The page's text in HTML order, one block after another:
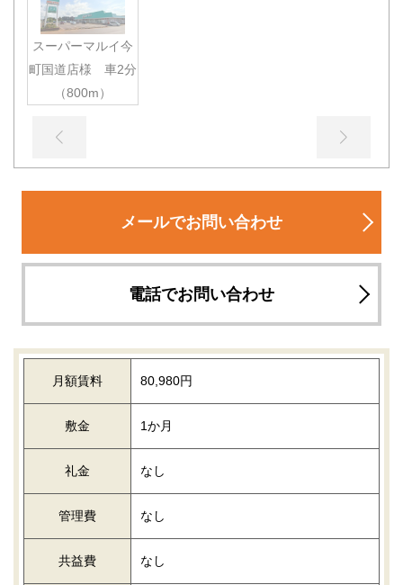
スーパーマルイ今
町国道店様 車2分
（800m）
メールでお問い合わせ
電話でお問い合わせ
月額賃料 80,980円
敷金 1か月
礼金 なし
管理費 なし
共益費 なし